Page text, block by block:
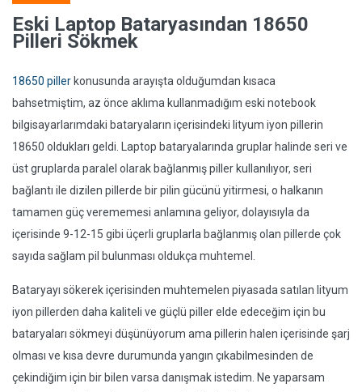
Eski Laptop Bataryasından 18650
Pilleri Sökmek
18650 piller konusunda arayışta olduğumdan kısaca
bahsetmiştim, az önce aklıma kullanmadığım eski notebook
bilgisayarlarımdaki bataryaların içerisindeki lityum iyon pillerin
18650 oldukları geldi. Laptop bataryalarında gruplar halinde seri ve
üst gruplarda paralel olarak bağlanmış piller kullanılıyor, seri
bağlantı ile dizilen pillerde bir pilin gücünü yitirmesi, o halkanın
tamamen güç verememesi anlamına geliyor, dolayısıyla da
içerisinde 9-12-15 gibi üçerli gruplarla bağlanmış olan pillerde çok
sayıda sağlam pil bulunması oldukça muhtemel.
Bataryayı sökerek içerisinden muhtemelen piyasada satılan lityum
iyon pillerden daha kaliteli ve güçlü piller elde edeceğim için bu
bataryaları sökmeyi düşünüyorum ama pillerin halen içerisinde şarj
olması ve kısa devre durumunda yangın çıkabilmesinden de
çekindiğim için bir bilen varsa danışmak istedim. Ne yaparsam